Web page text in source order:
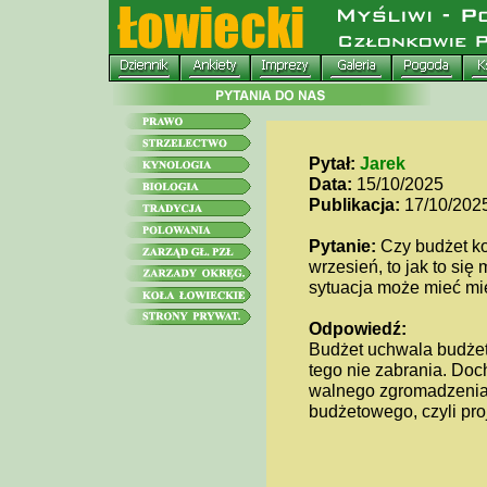
Pytał: Jarek
Data: 15/10/2025
Publikacja: 17/10/
Pytanie: Czy budżet
wrzesień, to jak to się
sytuacja może mieć
Odpowiedź:
Budżet uchwala
tego nie zabrania.
walnego
budżetowego, czyli